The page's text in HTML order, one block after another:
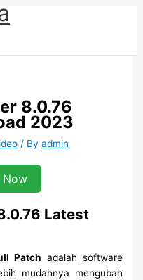
8.0.76
2023
/ Byadmin
Now
Latest
Patch adalah software
mudahnya mengubah